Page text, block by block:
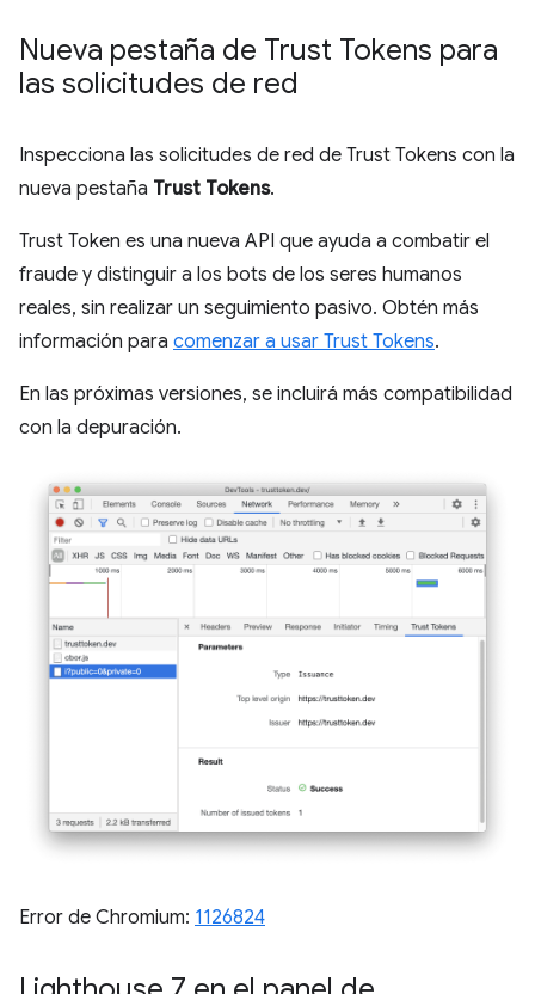
Nueva pestaña de Trust Tokens para
las solicitudes de red
Inspecciona las solicitudes de red de Trust Tokens con la
nueva pestaña Trust Tokens.
Trust Token es una nueva API que ayuda a combatir el
fraude y distinguir a los bots de los seres humanos
reales, sin realizar un seguimiento pasivo. Obtén más
información para comenzar a usar Trust Tokens.
En las próximas versiones, se incluirá más compatibilidad
con la depuración.
Error de Chromium: 1126824